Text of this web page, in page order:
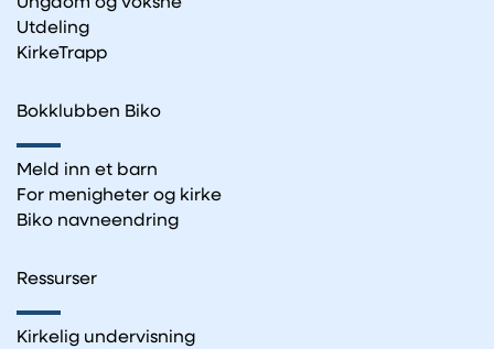
Ungdom og voksne
Utdeling
KirkeTrapp
Bokklubben Biko
Meld inn et barn
For menigheter og kirke
Biko navneendring
Ressurser
Kirkelig undervisning